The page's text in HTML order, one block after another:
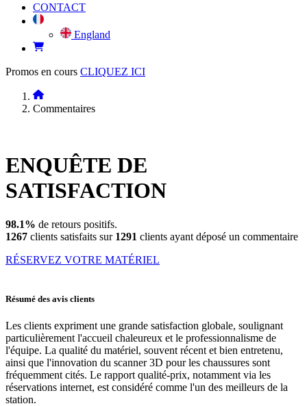
CONTACT
England
Promos en cours CLIQUEZ ICI
Commentaires
ENQUÊTE DE
SATISFACTION
98.1% de retours positifs.
1267 clients satisfaits sur 1291 clients ayant déposé un commentaire
RÉSERVEZ VOTRE MATÉRIEL
Résumé des avis clients
Les clients expriment une grande satisfaction globale, soulignant
particulièrement l'accueil chaleureux et le professionnalisme de
l'équipe. La qualité du matériel, souvent récent et bien entretenu,
ainsi que l'innovation du scanner 3D pour les chaussures sont
fréquemment cités. Le rapport qualité-prix, notamment via les
réservations internet, est considéré comme l'un des meilleurs de la
station.